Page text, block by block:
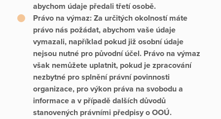
abychom údaje předali třetí osobě.
Právo na výmaz: Za určitých okolností máte
právo nás požádat, abychom vaše údaje
vymazali, například pokud již osobní údaje
nejsou nutné pro původní účel. Právo na výmaz
však nemůžete uplatnit, pokud je zpracování
nezbytné pro splnění právní povinnosti
organizace, pro výkon práva na svobodu a
informace a v případě dalších důvodů
stanovených právními předpisy o OOÚ.